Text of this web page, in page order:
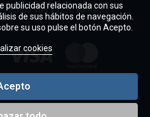
- Aptdo 106 13270 Almagro -
publicidad relacionada con sus
de sus hábitos de navegación.
su uso pulse el botón Acepto.
cookies